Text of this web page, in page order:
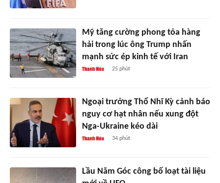
Mỹ tăng cường phong tỏa hàng
hải trong lúc ông Trump nhấn
mạnh sức ép kinh tế với Iran
25 phút
Ngoại trưởng Thổ Nhĩ Kỳ cảnh báo
nguy cơ hạt nhân nếu xung đột
Nga-Ukraine kéo dài
34 phút
Lầu Năm Góc công bố loạt tài liệu